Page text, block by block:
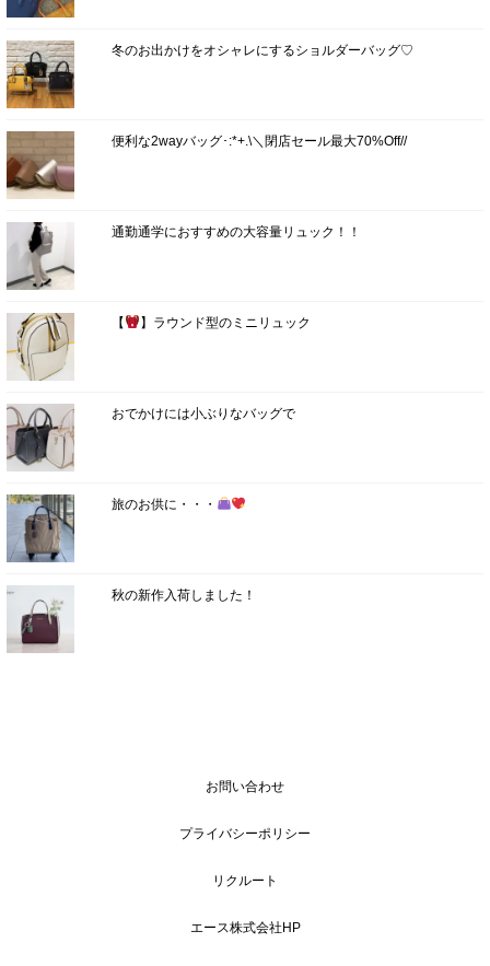
冬のお出かけをオシャレにするショルダーバッグ♡
便利な2wayバッグ･:*+.\＼閉店セール最大70%Off//
通勤通学におすすめの大容量リュック！！
【 】ラウンド型のミニリュック
おでかけには小ぶりなバッグで
旅のお供に・・・
秋の新作入荷しました！
お問い合わせ
プライバシーポリシー
リクルート
エース株式会社HP